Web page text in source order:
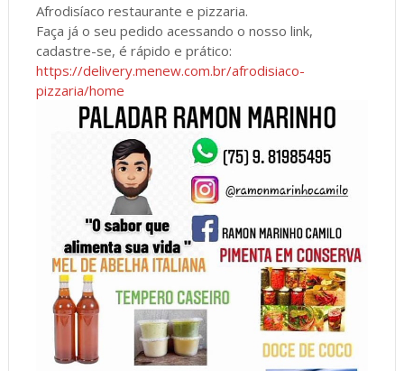
Afrodisíaco restaurante e pizzaria.
Faça já o seu pedido acessando o nosso link,
cadastre-se, é rápido e prático:
https://delivery.menew.com.br/afrodisiaco-
pizzaria/home